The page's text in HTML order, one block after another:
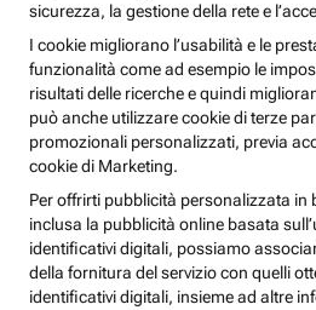
sicurezza, la gestione della rete e
I cookie migliorano l’usabilità e le
funzionalità come ad esempio le
risultati delle ricerche e quindi
può anche utilizzare cookie di terze
promozionali personalizzati, previa
cookie di Marketing.
Per offrirti pubblicità personalizzata in
inclusa la pubblicità online basata
identificativi digitali, possiamo
della fornitura del servizio con quelli
identificativi digitali, insieme ad altre